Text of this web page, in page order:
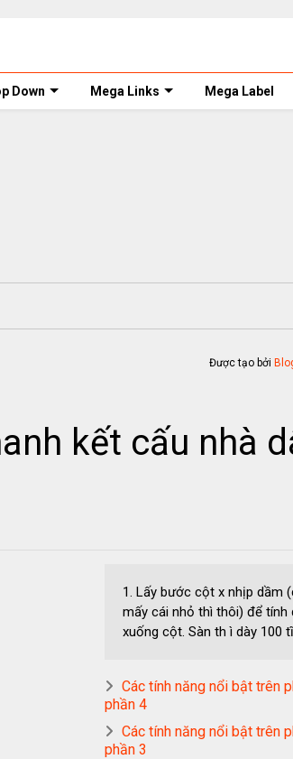
Down Mega Links Mega Label
Được tạo bởi
kết cấu nhà
1. Lấy bước cột x nhịp dầm
mấy cái nhỏ thì thôi) để tính
xuống cột. Sàn th ì dày 100
Các tính năng nổi bật trên
phần 4
Các tính năng nổi bật trên
phần 3